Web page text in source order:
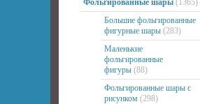
Фольгированные шары (1365)
Большие фольгированные
фигурные шары (283)
Маленькие
фольгированные
фигуры (88)
Фольгированные шары с
рисунком (298)